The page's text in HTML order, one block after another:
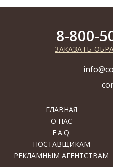
ГЛАВНАЯ
О НАС
F.A.Q.
ПОСТАВЩИКАМ
РЕКЛАМНЫМ АГЕНТСТВАМ
8-800-
ЗАКАЗАТЬ